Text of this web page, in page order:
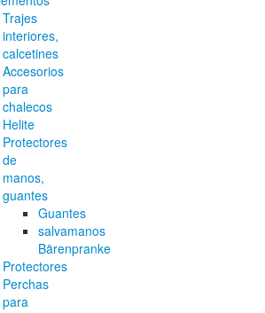
Trajes
interiores,
calcetines
Accesorios
para
chalecos
Helite
Protectores
de
manos,
guantes
Guantes
salvamanos
Bärenpranke
Protectores
Perchas
para